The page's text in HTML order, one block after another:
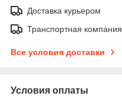
Доставка курьером
Транспортная компания
Все условия доставки
Условия оплаты